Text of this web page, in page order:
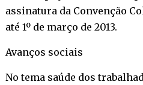
assinatura da Convenção
até 1º de março de 2013.
Avanços sociais
No tema saúde dos